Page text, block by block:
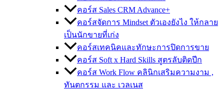
คอร์ส Sales CRM Advance+
คอร์สจัดการ Mindset ตัวเองยังไง ให้กลาย
เป็นนักขายที่เก่ง
คอร์สเทคนิคและทักษะการปิดการขาย
คอร์ส Soft x Hard Skills สูตรลับติดปีก
คอร์ส Work Flow คลินิกเสริมความงาม ,
ทันตกรรม และ เวลเนส